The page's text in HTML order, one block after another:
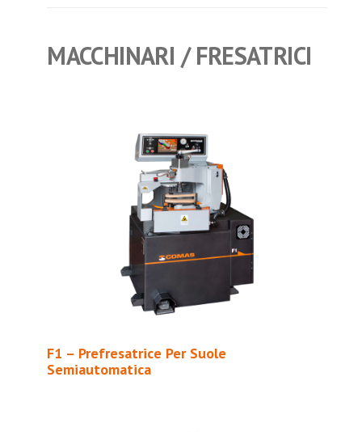
MACCHINARI / FRESATRICI
F1 – Prefresatrice Per Suole
Semiautomatica